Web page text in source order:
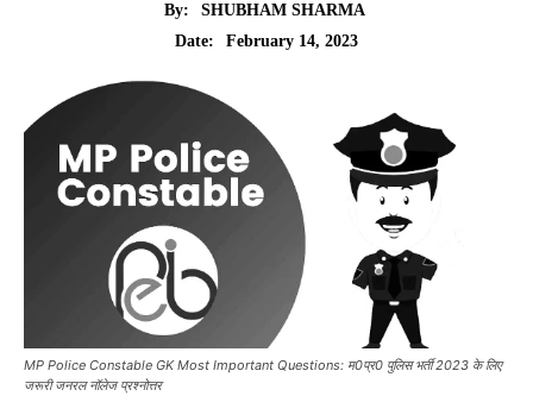
By:
SHUBHAM SHARMA
Date:
February 14, 2023
MP Police Constable GK Most Important Questions: म0प्र0 पुलिस भर्ती 2023 के लिए
जरूरी जनरल नॉलेज प्रश्नोत्तर